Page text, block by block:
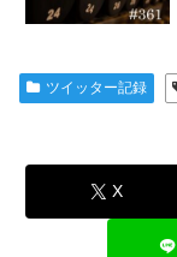
ツイッター記録
X